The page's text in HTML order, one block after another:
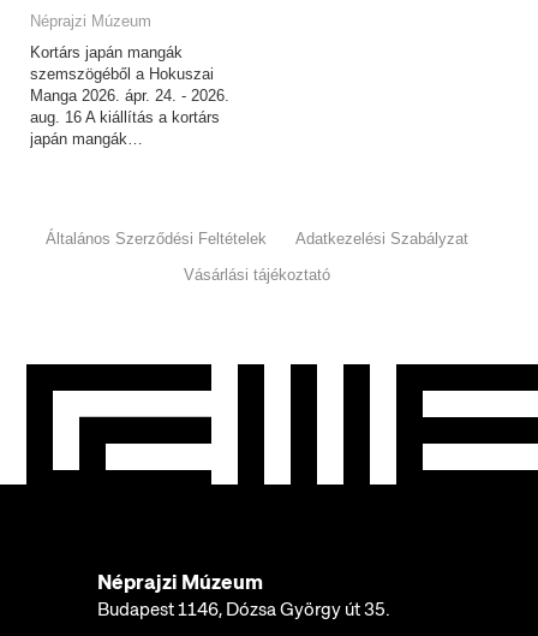
Néprajzi Múzeum
Kortárs japán mangák
szemszögéből a Hokuszai
Manga 2026. ápr. 24. - 2026.
aug. 16 A kiállítás a kortárs
japán mangák…
Általános Szerződési Feltételek
Adatkezelési Szabályzat
Vásárlási tájékoztató
Néprajzi Múzeum
Budapest 1146, Dózsa György út 35.